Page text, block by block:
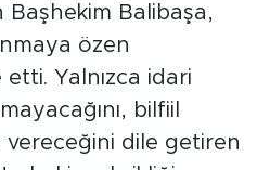
Başhekim Balibaşa,
özen
Yalnızca idari
bilfiil
vereceğini dile getiren